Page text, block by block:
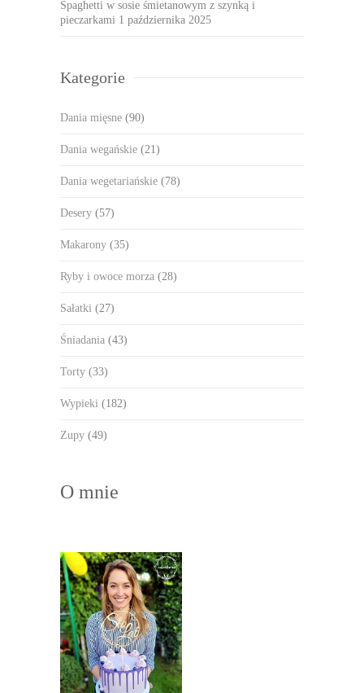
Spaghetti w sosie śmietanowym z szynką i
pieczarkami 1 października 2025
Kategorie
Dania mięsne (90)
Dania wegańskie (21)
Dania wegetariańskie (78)
Desery (57)
Makarony (35)
Ryby i owoce morza (28)
Sałatki (27)
Śniadania (43)
Torty (33)
Wypieki (182)
Zupy (49)
O mnie